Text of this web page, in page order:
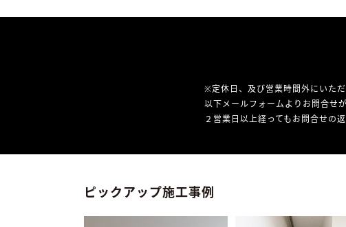
※定休日、及び営業時間外にいた
以下メールフォームよりお問合せ
２営業日以上経ってもお問合せの
ピックアップ施工事例